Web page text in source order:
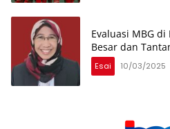
Evaluasi MBG
Besar dan
Esai 10/03/2025